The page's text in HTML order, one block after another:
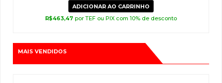
ADICIONAR AO CARRINHO
R$463,47 por TEF ou PIX com 10% de desconto
MAIS VENDIDOS